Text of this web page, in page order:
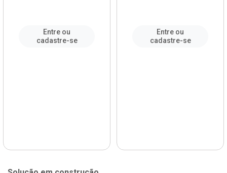
Entre ou
cadastre-se
Entre ou
cadastre-se